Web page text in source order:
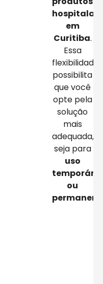
hospitalares
em
Curitiba.
Essa
flexibilidade
possibilita
que você
opte pela
solução
mais
adequada,
seja para
uso
temporário
ou
permanente